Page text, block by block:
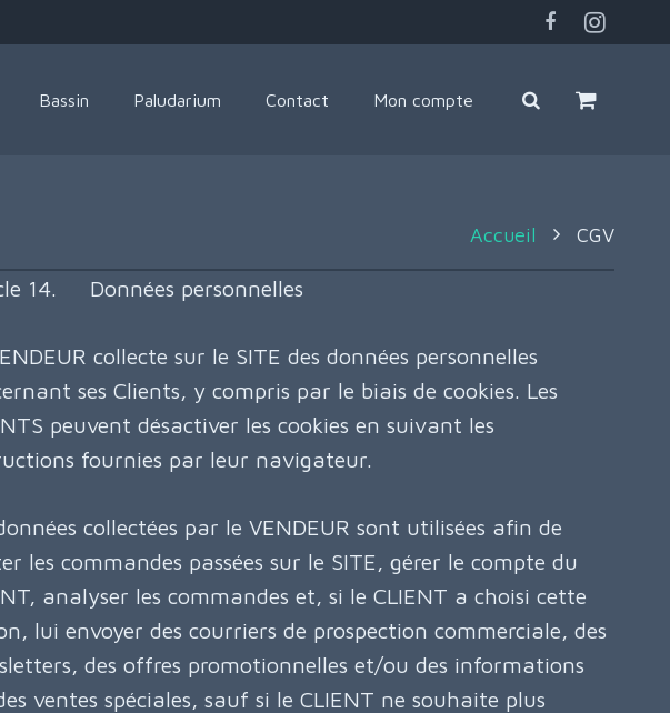
Bassin Paludarium Contact Mon compte
Accueil CGV
14. Données personnelles
collecte sur le SITE des données personnelles
ses Clients, y compris par le biais de cookies. Les
peuvent désactiver les cookies en suivant les
fournies par leur navigateur.
collectées par le VENDEUR sont utilisées afin de
les commandes passées sur le SITE, gérer le compte du
analyser les commandes et, si le CLIENT a choisi cette
lui envoyer des courriers de prospection commerciale, des
des offres promotionnelles et/ou des informations
ventes spéciales, sauf si le CLIENT ne souhaite plus